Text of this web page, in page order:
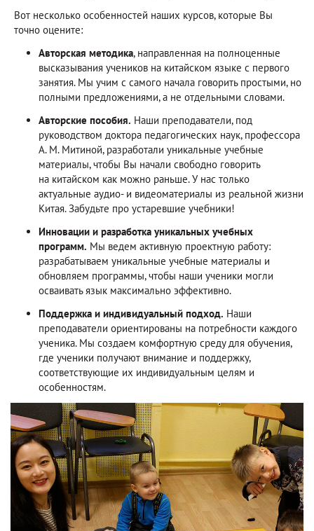
Вот несколько особенностей наших курсов, которые Вы
точно оцените:
Авторская методика, направленная на полноценные
высказывания учеников на китайском языке с первого
занятия. Мы учим с самого начала говорить простыми, но
полными предложениями, а не отдельными словами.
Авторские пособия. Наши преподаватели, под
руководством доктора педагогических наук, профессора
А. М. Митиной, разработали уникальные учебные
материалы, чтобы Вы начали свободно говорить
на китайском как можно раньше. У нас только
актуальные аудио- и видеоматериалы из реальной жизни
Китая. Забудьте про устаревшие учебники!
Инновации и разработка уникальных учебных
программ. Мы ведем активную проектную работу:
разрабатываем уникальные учебные материалы и
обновляем программы, чтобы наши ученики могли
осваивать язык максимально эффективно.
Поддержка и индивидуальный подход. Наши
преподаватели ориентированы на потребности каждого
ученика. Мы создаем комфортную среду для обучения,
где ученики получают внимание и поддержку,
соответствующие их индивидуальным целям и
особенностям.